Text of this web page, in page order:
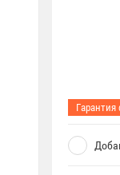
Гарантия